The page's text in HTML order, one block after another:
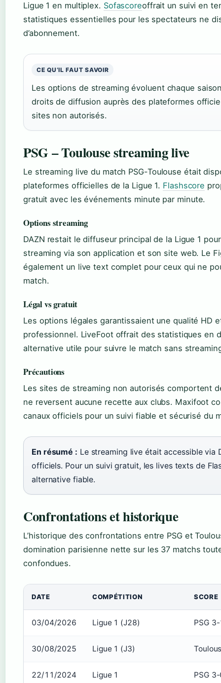
Ligue 1 en multiplex. Sofascoreoffrait un suivi en
statistiques essentielles pour les spectateurs ne
d’abonnement.
CE QU’IL FAUT SAVOIR
Les options de streaming évoluent chaque
droits de diffusion auprès des plateformes
sites non autorisés.
PSG – Toulouse streaming live
Le streaming live du match PSG-Toulouse était
plateformes officielles de la Ligue 1. Flashscore
gratuit avec les événements minute par minute.
Options streaming
DAZN restait le diffuseur principal de la Ligue 1
streaming via son application et son site web. Le
également un live text complet pour ceux qui ne
match.
Légal vs gratuit
Les options légales garantissaient une qualité HD
professionnel. LiveFoot offrait des statistiques en
alternative utile pour suivre le match sans
Précautions
Les sites de streaming non autorisés comportent
ne reversent aucune recette aux clubs. Maxifoot
canaux officiels pour un suivi fiable et sécurisé du
En résumé : Le streaming live était accessible via
officiels. Pour un suivi gratuit, les lives texts de
alternative fiable.
Confrontations et historique
L’historique des confrontations entre PSG et
domination parisienne nette sur les 37 matchs
confondues.
DATE COMPÉTITION SCORE
03/04/2026 Ligue 1 (J28) PSG
30/08/2025 Ligue 1 (J3)
22/11/2024 Ligue 1 PSG